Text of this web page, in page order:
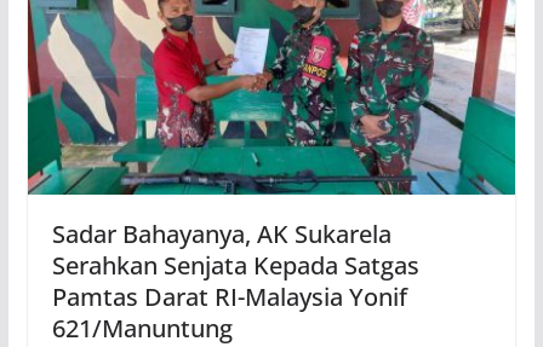
Sadar Bahayanya, AK Sukarela
Serahkan Senjata Kepada Satgas
Pamtas Darat RI-Malaysia Yonif
621/Manuntung